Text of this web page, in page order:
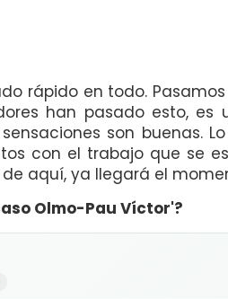
rápido en todo.
han pasado esto,
son buenas.
con el trabajo que se
aquí, ya llegará el
Olmo-Pau Víctor'?